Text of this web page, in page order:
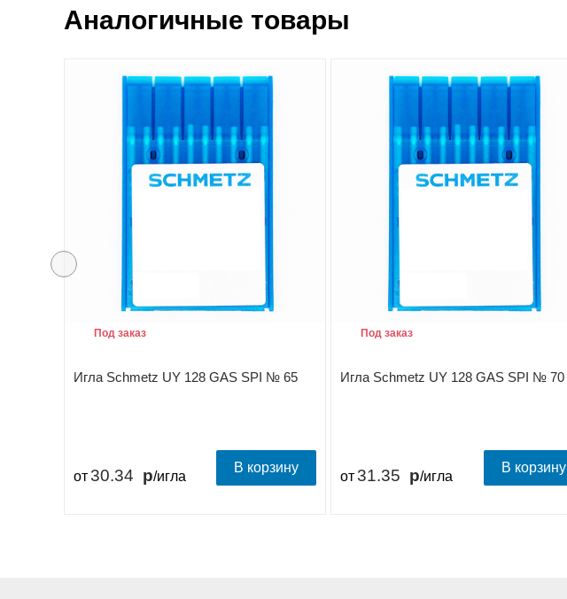
Аналогичные товары
Игла Schmetz UY 128 GAS SPI № 65
Под заказ
от30.34 /игла
В корзину
Игла Schmetz UY 128 GAS SPI № 70
Под заказ
от31.35 /игла
В корзину